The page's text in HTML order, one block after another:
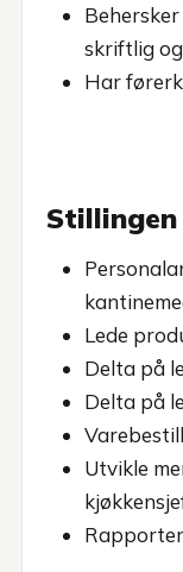
skriftlig
Har
Lede
Delta på
Delta på
Utvikle